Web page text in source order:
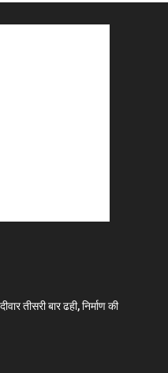
तीसरी बार ढही, निर्माण की